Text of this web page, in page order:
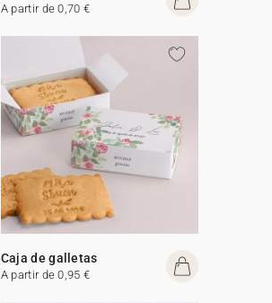
A partir de 0,70 €
Caja de galletas
A partir de 0,95 €